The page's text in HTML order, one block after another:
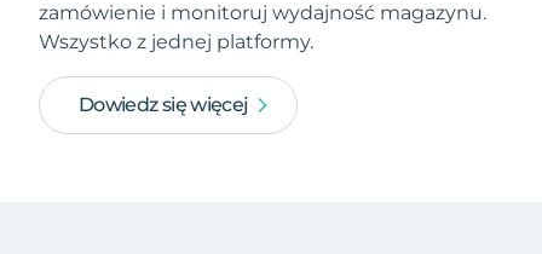
zamówienie i monitoruj wydajność magazynu.
Wszystko z jednej platformy.
Dowiedz się więcej